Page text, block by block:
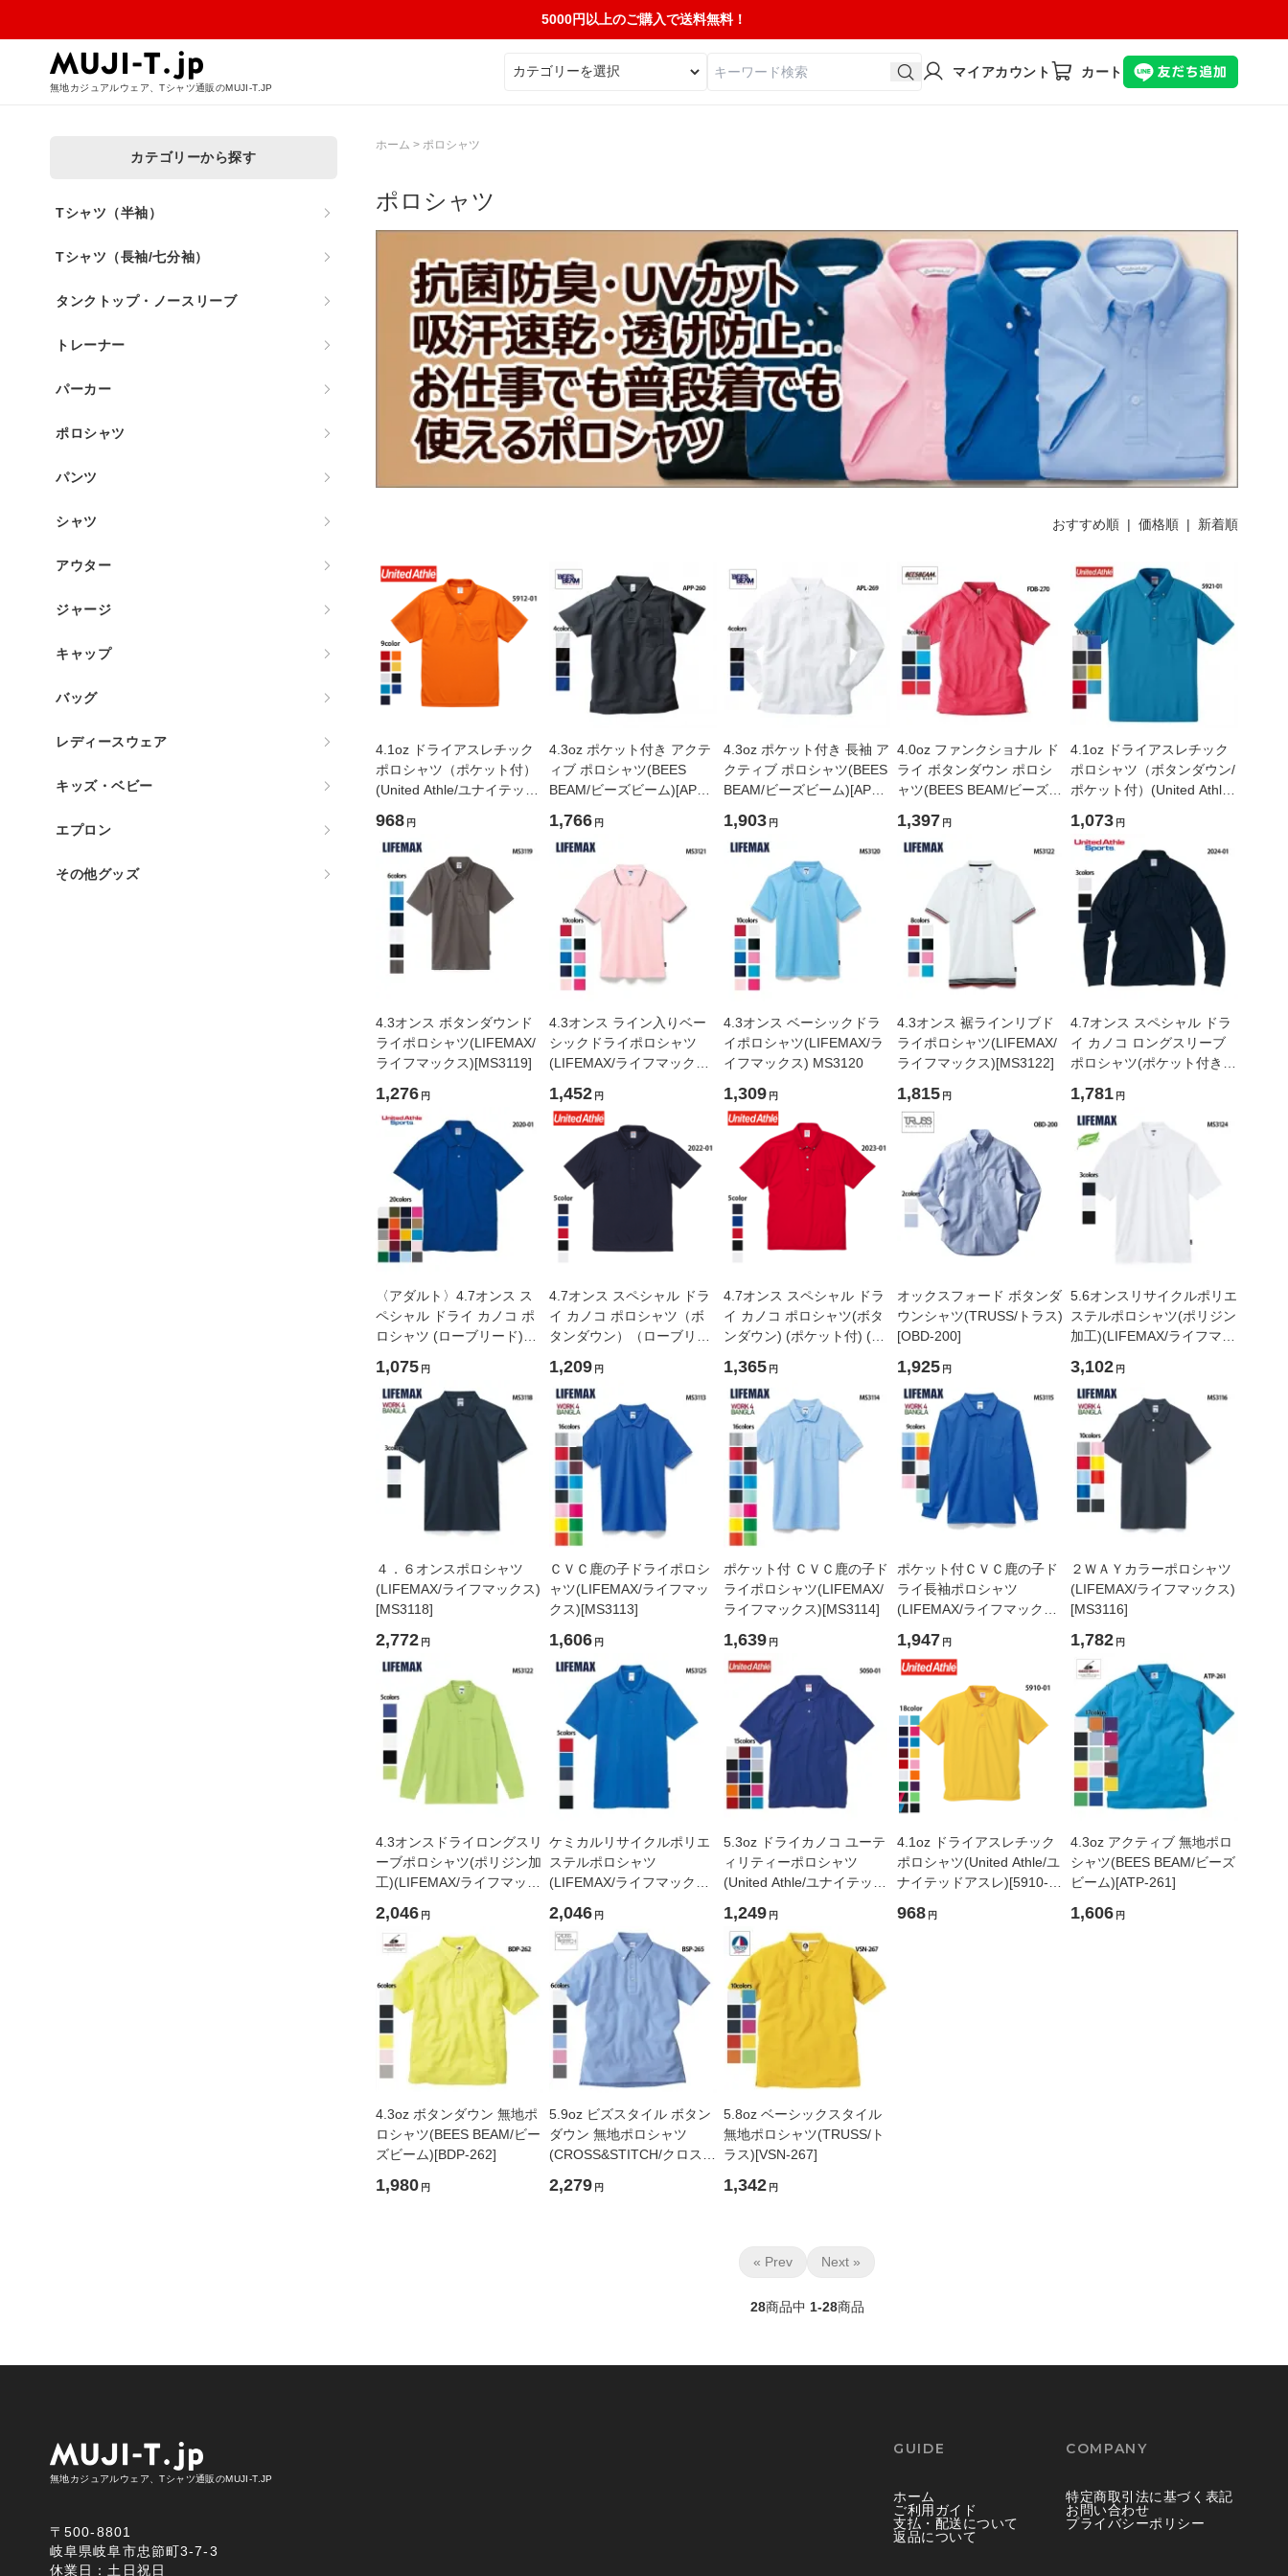
5000円以上のご購入で送料無料！
無地カジュアルウェア、Tシャツ通販のMUJI-T.JP
マイアカウント カート
カテゴリーから探す
Tシャツ（半袖）
Tシャツ（長袖/七分袖）
タンクトップ・ノースリーブ
トレーナー
パーカー
ポロシャツ
パンツ
シャツ
アウター
ジャージ
キャップ
バッグ
レディースウェア
キッズ・ベビー
エプロン
その他グッズ
ホーム > ポロシャツ
ポロシャツ
おすすめ順 | 価格順 | 新着順
4.1oz ドライアスレチック
ポロシャツ（ポケット付）
(United Athle/ユナイテッド
968 円
4.3oz ポケット付き アクテ
ィブ ポロシャツ(BEES
BEAM/ビーズビーム)[APP-
1,766 円
4.3oz ポケット付き 長袖 ア
クティブ ポロシャツ(BEES
BEAM/ビーズビーム)[APL-
1,903 円
4.0oz ファンクショナル ド
ライ ボタンダウン ポロシ
ャツ(BEES BEAM/ビーズビ
1,397 円
4.1oz ドライアスレチック
ポロシャツ（ボタンダウン/
ポケット付）(United Athle/
01]
1,073 円
4.3オンス ボタンダウンド
ライポロシャツ(LIFEMAX/
ライフマックス)[MS3119]
1,276 円
4.3オンス ライン入りベー
シックドライポロシャツ
(LIFEMAX/ライフマックス)
1,452 円
4.3オンス ベーシックドラ
イポロシャツ(LIFEMAX/ラ
イフマックス) MS3120
1,309 円
4.3オンス 裾ラインリブド
ライポロシャツ(LIFEMAX/
ライフマックス)[MS3122]
1,815 円
4.7オンス スペシャル ドラ
イ カノコ ロングスリーブ
ポロシャツ(ポケット付き)
Athle/ユナイテッドアスレ)
[2024-01]
1,781 円
〈アダルト〉4.7オンス ス
ペシャル ドライ カノコ ポ
ロシャツ (ローブリード)
アスレ)[2020-01]
1,075 円
4.7オンス スペシャル ドラ
イ カノコ ポロシャツ（ボ
タンダウン）（ローブリー
ッドアスレ)[2022-01]
1,209 円
4.7オンス スペシャル ドラ
イ カノコ ポロシャツ(ボタ
ンダウン) (ポケット付) (ロ
ユナイテッドアスレ)[2023-
01]
1,365 円
オックスフォード ボタンダ
ウンシャツ(TRUSS/トラス)
[OBD-200]
1,925 円
5.6オンスリサイクルポリエ
ステルポロシャツ(ポリジン
加工)(LIFEMAX/ライフマッ
3,102 円
４．６オンスポロシャツ
(LIFEMAX/ライフマックス)
[MS3118]
2,772 円
ＣＶＣ鹿の子ドライポロシ
ャツ(LIFEMAX/ライフマッ
クス)[MS3113]
1,606 円
ポケット付 ＣＶＣ鹿の子ド
ライポロシャツ(LIFEMAX/
ライフマックス)[MS3114]
1,639 円
ポケット付ＣＶＣ鹿の子ド
ライ長袖ポロシャツ
(LIFEMAX/ライフマックス)
1,947 円
２ＷＡＹカラーポロシャツ
(LIFEMAX/ライフマックス)
[MS3116]
1,782 円
4.3オンスドライロングスリ
ーブポロシャツ(ポリジン加
工)(LIFEMAX/ライフマック
2,046 円
ケミカルリサイクルポリエ
ステルポロシャツ
(LIFEMAX/ライフマックス)
2,046 円
5.3oz ドライカノコ ユーテ
ィリティーポロシャツ
(United Athle/ユナイテッド
1,249 円
4.1oz ドライアスレチック
ポロシャツ(United Athle/ユ
ナイテッドアスレ)[5910-
968 円
4.3oz アクティブ 無地ポロ
シャツ(BEES BEAM/ビーズ
ビーム)[ATP-261]
1,606 円
4.3oz ボタンダウン 無地ポ
ロシャツ(BEES BEAM/ビー
ズビーム)[BDP-262]
1,980 円
5.9oz ビズスタイル ボタン
ダウン 無地ポロシャツ
(CROSS&STITCH/クロス＆
2,279 円
5.8oz ベーシックスタイル
無地ポロシャツ(TRUSS/ト
ラス)[VSN-267]
1,342 円
« Prev Next »
28商品中 1-28商品
無地カジュアルウェア、Tシャツ通販のMUJI-T.JP
〒500-8801
岐阜県岐阜市忠節町3-7-3
休業日：土日祝日
GUIDE
ホーム
ご利用ガイド
支払・配送について
返品について
COMPANY
特定商取引法に基づく表記
お問い合わせ
プライバシーポリシー